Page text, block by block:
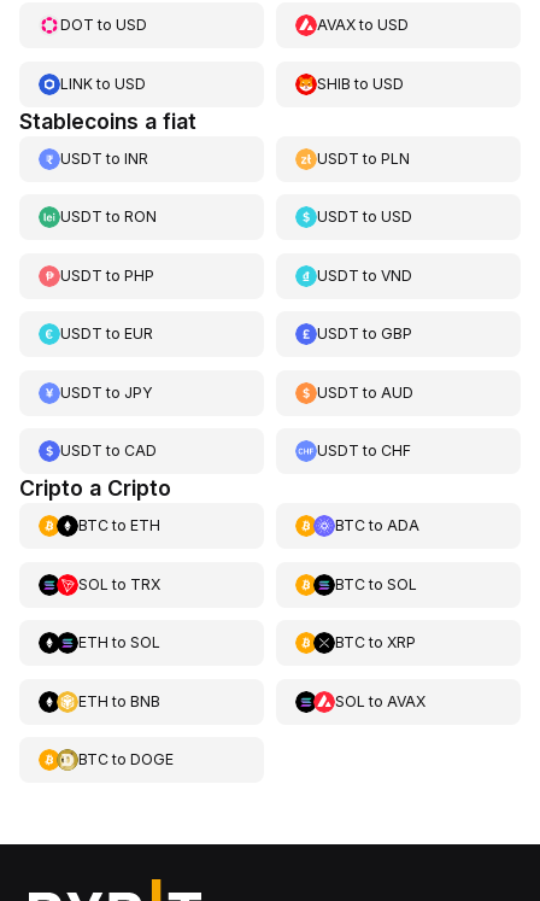
DOT to USD AVAXtoUSD
LINKto USD SHIB toUSD
Stablecoins a fiat
USDT to INR USDT toPLN
USDT to RON USDT toUSD
USDT to PHP USDT toVND
USDT to EUR USDT toGBP
USDT to JPY USDT to AUD
USDT to CAD USDT toCHF
Cripto a Cripto
BTCto ETH BTCto ADA
SOL to TRX BTCto SOL
ETH to SOL BTCto XRP
ETH to BNB SOL to AVAX
BTCto DOGE